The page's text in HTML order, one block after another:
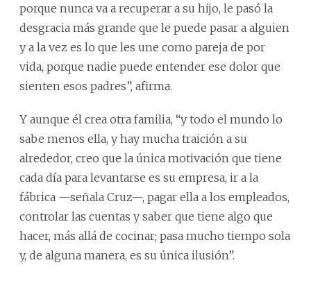
porque nunca va a recuperar a su hijo, le pasó la
desgracia más grande que le puede pasar a alguien
y a la vez es lo que les une como pareja de por
vida, porque nadie puede entender ese dolor que
sienten esos padres”, afirma.
Y aunque él crea otra familia, “y todo el mundo lo
sabe menos ella, y hay mucha traición a su
alrededor, creo que la única motivación que tiene
cada día para levantarse es su empresa, ir a la
fábrica —señala Cruz—, pagar ella a los empleados,
controlar las cuentas y saber que tiene algo que
hacer, más allá de cocinar; pasa mucho tiempo sola
y, de alguna manera, es su única ilusión”.